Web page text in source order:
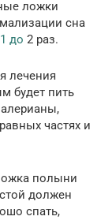
ложки
сна
до 2 раз.
лечения
будет пить
частях и
полыни
должен
спать,